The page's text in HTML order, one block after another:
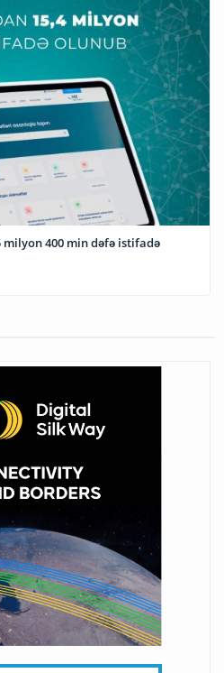
milyon 400 min dəfə istifadə